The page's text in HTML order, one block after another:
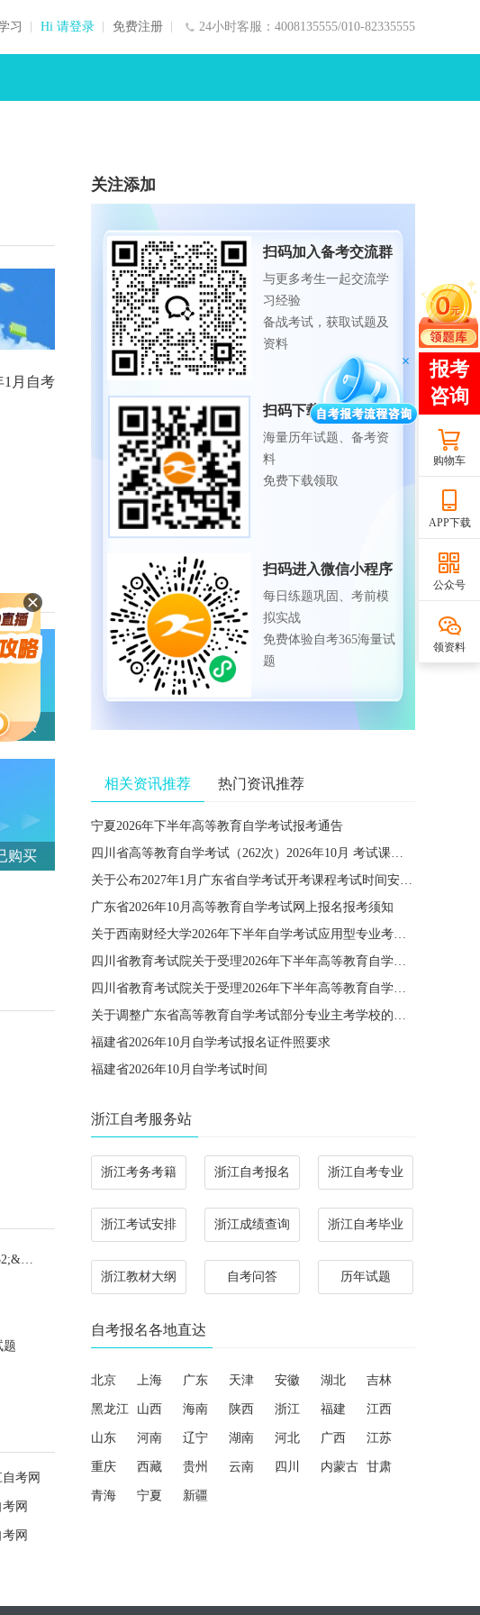
24小时客服：4008135555/010-82335555
习 Hi 请登录 免费注册
1月自考
）
购买
购买
全国2024年4月自学考试经济法概论（财经类）试题&#32;&#32;
题
考网
网
网
关注添加
扫码加入备考交流群
与更多考生一起交流学
习经验
备战考试，获取试题及
资料
扫码下载APP
海量历年试题、备考资
料
免费下载领取
扫码进入微信小程序
每日练题巩固、考前模
拟实战
免费体验自考365海量试
题
相关资讯推荐 热门资讯推荐
宁夏2026年下半年高等教育自学考试报考通告
四川省高等教育自学考试（262次）2026年10月 考试课程简表
关于公布2027年1月广东省自学考试开考课程考试时间安排和使用教材的通知
广东省2026年10月高等教育自学考试网上报名报考须知
关于西南财经大学2026年下半年自学考试应用型专业考籍更改办理的通知
四川省教育考试院关于受理2026年下半年高等教育自学考试省际转考申请的通告
四川省教育考试院关于受理2026年下半年高等教育自学考试考籍更改申请的通告
关于调整广东省高等教育自学考试部分专业主考学校的通知
福建省2026年10月自学考试报名证件照要求
福建省2026年10月自学考试时间
浙江自考服务站
浙江考务考籍 浙江自考报名 浙江自考专业
浙江考试安排 浙江成绩查询 浙江自考毕业
浙江教材大纲 自考问答 历年试题
自考报名各地直达
北京 上海 广东 天津 安徽 湖北 吉林
黑龙江 山西 海南 陕西 浙江 福建 江西
山东 河南 辽宁 湖南 河北 广西 江苏
重庆 西藏 贵州 云南 四川 内蒙古 甘肃
青海 宁夏 新疆
购物车
APP下载
公众号
领资料